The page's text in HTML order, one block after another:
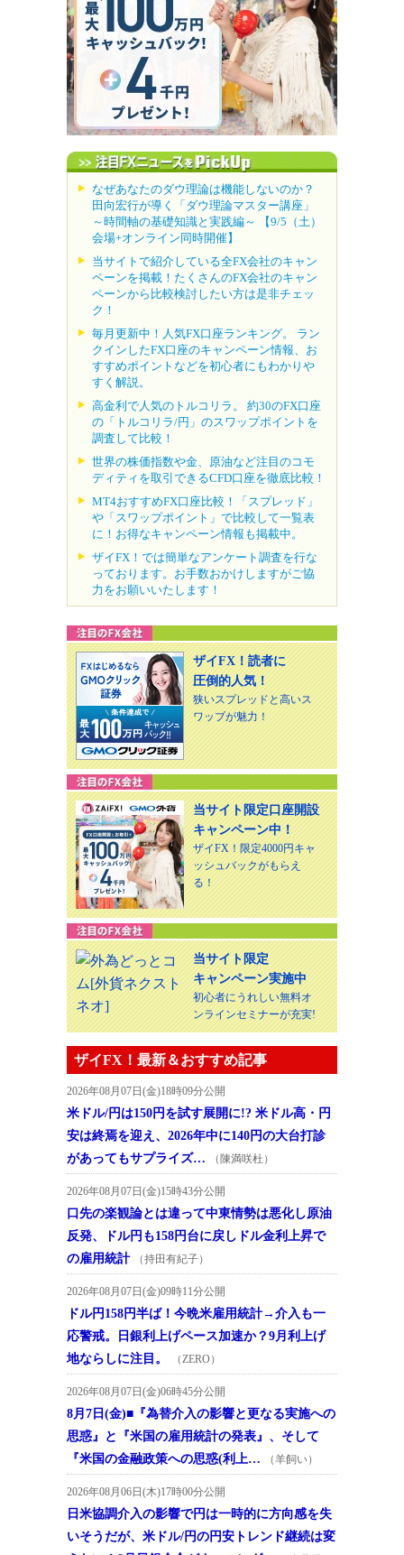
なぜあなたのダウ理論は機能しないのか？
田向宏行が導く「ダウ理論マスター講座」
～時間軸の基礎知識と実践編～ 【9/5（土）
会場+オンライン同時開催】
当サイトで紹介している全FX会社のキャン
ペーンを掲載！たくさんのFX会社のキャン
ペーンから比較検討したい方は是非チェッ
ク！
毎月更新中！人気FX口座ランキング。 ラン
クインしたFX口座のキャンペーン情報、お
すすめポイントなどを初心者にもわかりや
すく解説。
高金利で人気のトルコリラ。 約30のFX口座
の「トルコリラ/円」のスワップポイントを
調査して比較！
世界の株価指数や金、原油など注目のコモ
ディティを取引できるCFD口座を徹底比較！
MT4おすすめFX口座比較！「スプレッド」
や「スワップポイント」で比較して一覧表
に！お得なキャンペーン情報も掲載中。
ザイFX！では簡単なアンケート調査を行な
っております。お手数おかけしますがご協
力をお願いいたします！
ザイFX！読者に
圧倒的人気！
狭いスプレッドと高いス
ワップが魅力！
当サイト限定口座開設
キャンペーン中！
ザイFX！限定4000円キャ
ッシュバックがもらえ
る！
当サイト限定
キャンペーン実施中
初心者にうれしい無料オ
ンラインセミナーが充実!
ザイFX！最新＆おすすめ記事
2026年08月07日(金)18時09分公開
米ドル/円は150円を試す展開に!? 米ドル高・円
安は終焉を迎え、2026年中に140円の大台打診
があってもサプライズ…
（陳満咲杜）
2026年08月07日(金)15時43分公開
口先の楽観論とは違って中東情勢は悪化し原油
反発、ドル円も158円台に戻しドル金利上昇で
の雇用統計
（持田有紀子）
2026年08月07日(金)09時11分公開
ドル円158円半ば！今晩米雇用統計→介入も一
応警戒。日銀利上げペース加速か？9月利上げ
地ならしに注目。
（ZERO）
2026年08月07日(金)06時45分公開
8月7日(金)■『為替介入の影響と更なる実施への
思惑』と『米国の雇用統計の発表』、そして
『米国の金融政策への思惑(利上…
（羊飼い）
2026年08月06日(木)17時00分公開
日米協調介入の影響で円は一時的に方向感を失
いそうだが、米ドル/円の円安トレンド継続は変